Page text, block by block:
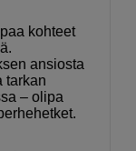
kohteet
ansiosta
tarkan
– olipa